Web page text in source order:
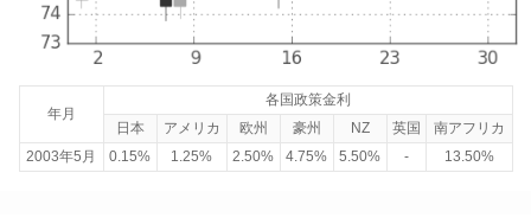
年月
各国政策金利
日本
アメリカ 欧州 豪州 NZ 英国
南アフリカ
2003年5月
0.15% 1.25% 2.50% 4.75% 5.50% - 13.50%